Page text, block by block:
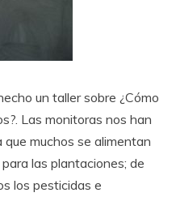
un taller sobre ¿Cómo
Las monitoras nos han
muchos se alimentan
las plantaciones; de
los pesticidas e